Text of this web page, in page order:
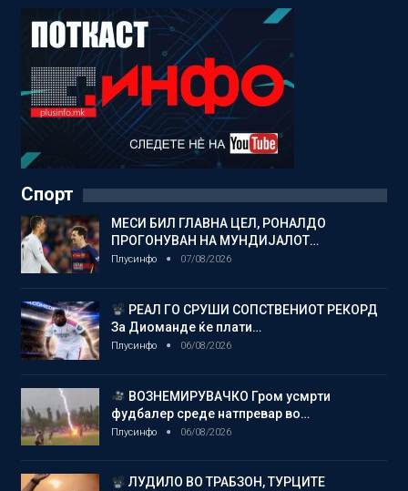
Спорт
МЕСИ БИЛ ГЛАВНА ЦЕЛ, РОНАЛДО
ПРОГОНУВАН НА МУНДИЈАЛОТ…
Плусинфо 07/08/2026
РЕАЛ ГО СРУШИ СОПСТВЕНИОТ РЕКОРД
За Диоманде ќе плати…
Плусинфо 06/08/2026
ВОЗНЕМИРУВАЧКО Гром усмрти
фудбалер среде натпревар во…
Плусинфо 06/08/2026
ЛУДИЛО ВО ТРАБЗОН, ТУРЦИТЕ